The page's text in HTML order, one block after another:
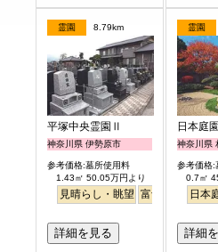
霊園 8.79km
平塚中央霊園Ⅱ
神奈川県 伊勢原市
参考価格:墓所使用料
1.43㎡ 50.05万円より
見晴らし・眺望 富士山 徒歩
詳細を見る
霊園
日本庭
神奈川県
参考価格:
0.7㎡
日本
詳細